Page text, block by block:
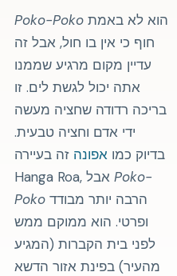
Poko-Pokoהוא לא באמת
חוף כי אין בו חול, אבל זה
עדיין מקום מרגיע שממנו
אתה יכול לגשת לים. זו
בריכה רדודה שחציה מעשה
ידי אדם וחציה טבעית.
בדיוק כמואפונה זה בעיירה
Hanga Roa, אבל Poko-
Pokoהרבה יותר מבודד
ופרטי. הוא ממוקם ממש
לפני בית הקברות (המגיע
מהעיר) בפינת אזור הדשא